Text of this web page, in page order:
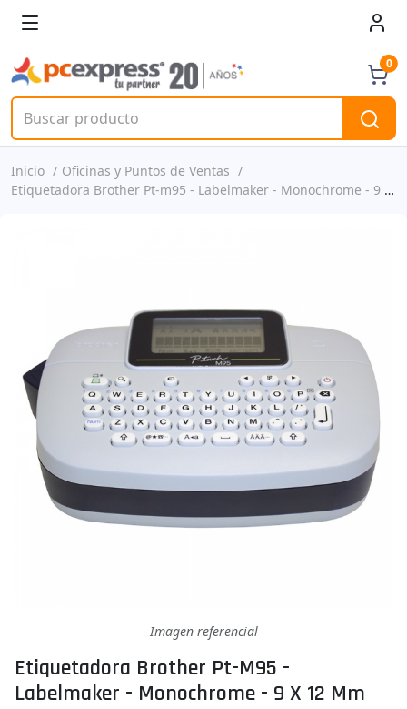
0
Inicio
Oficinas y Puntos de Ventas
Etiquetadora Brother Pt-m95 - Labelmaker - Monochrome - 9 X 12 Mm P/n Pt-m95
Imagen referencial
Etiquetadora Brother Pt-M95 -
Labelmaker - Monochrome - 9 X 12 Mm